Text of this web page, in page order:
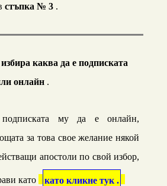
стъпка № 3 .
каква да е подписката
онлайн .
му да е онлайн,
за това свое желание някой
апостоли по свой избор,
като като кликне тук .